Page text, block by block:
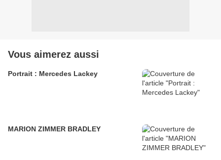
Vous aimerez aussi
Portrait : Mercedes Lackey
MARION ZIMMER BRADLEY